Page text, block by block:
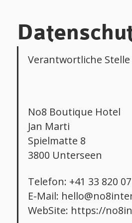
Verantwortliche
No8 Boutique Hotel
Jan Marti
Spielmatte 8
3800 Unterseen
Telefon: +41 33 820
E-Mail:
WebSite: https://